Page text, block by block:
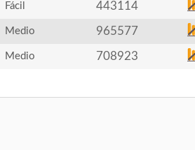
Fácil 443114
Medio 965577
Medio 708923